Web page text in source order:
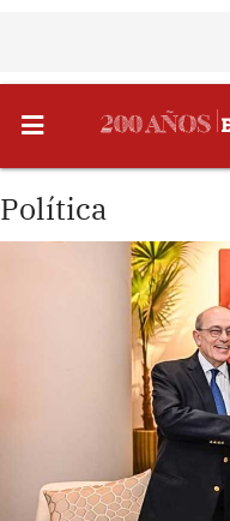
Política